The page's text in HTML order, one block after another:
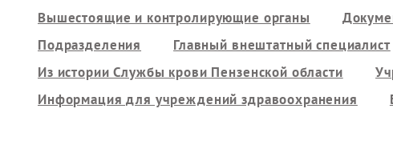
Вышестоящие и контролирующие органы
Подразделения
Главный внештатный специалист
Из истории Службы крови Пензенской области
Информация для учреждений здравоохранения